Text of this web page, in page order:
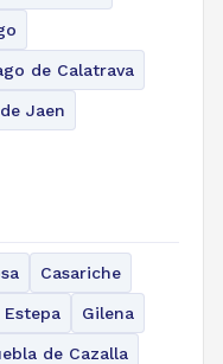
de Calatrava
Jaen
Casariche
Estepa Gilena
de Cazalla